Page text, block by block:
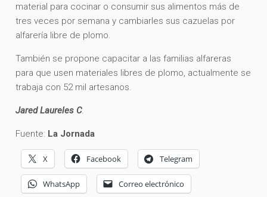
material para cocinar o consumir sus alimentos más de
tres veces por semana y cambiarles sus cazuelas por
alfarería libre de plomo.
También se propone capacitar a las familias alfareras
para que usen materiales libres de plomo, actualmente se
trabaja con 52 mil artesanos.
Jared Laureles C.
Fuente: La Jornada
X Facebook Telegram
WhatsApp Correo electrónico